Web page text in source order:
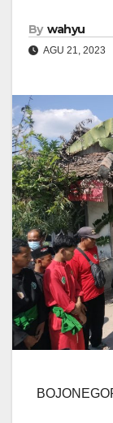
By wahyu
AGU 21, 2023